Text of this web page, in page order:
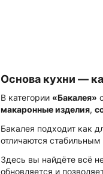
Основа кухни —
В категории «Бакалея»
макаронные изделия,
Бакалея подходит как
отличаются
Здесь вы найдёте всё
обновляется и